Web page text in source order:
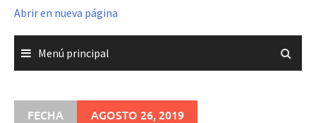
Abrir en nueva página
Menú principal
FECHA AGOSTO 26, 2019